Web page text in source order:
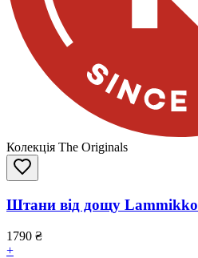
Колекція The Originals
Штани від дощу Lammikko
1790 ₴
+